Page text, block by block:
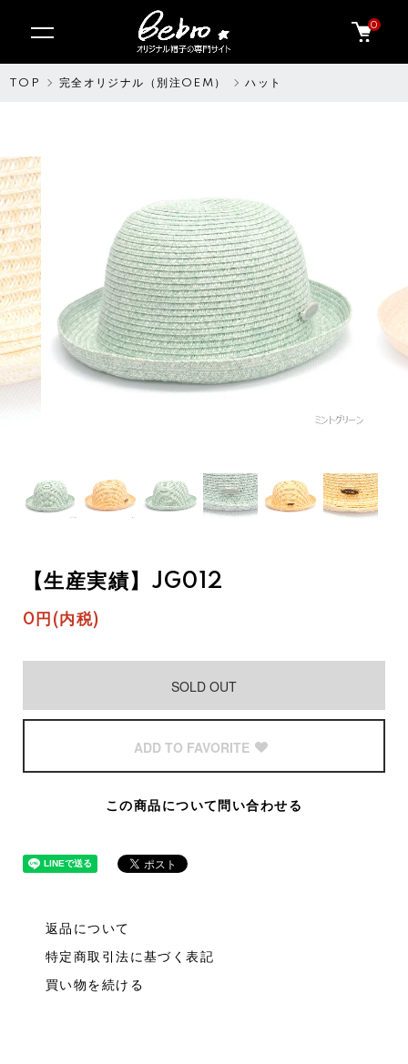
0
TOP 完全オリジナル（別注OEM） ハット
【生産実績】JG012
0円(内税)
SOLD OUT
ADD TO FAVORITE
この商品について問い合わせる
返品について
特定商取引法に基づく表記
買い物を続ける